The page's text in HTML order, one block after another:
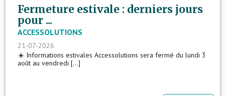
Fermeture estivale : derniers jours
pour ...
ACCESSOLUTIONS
21-07-2026
☀️ Informations estivales Accessolutions sera fermé du lundi 3
août au vendredi [...]